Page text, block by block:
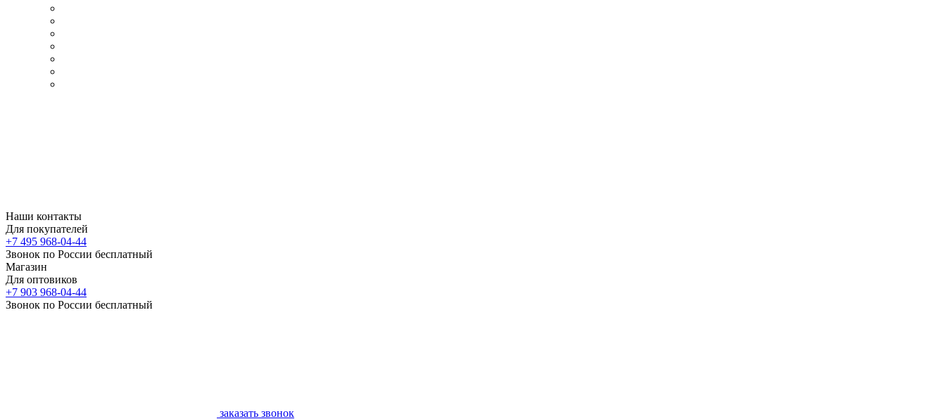
Наши контакты
Для покупателей
+7 495 968-04-44
Звонок по России бесплатный
Магазин
Для оптовиков
+7 903 968-04-44
Звонок по России бесплатный
заказать звонок